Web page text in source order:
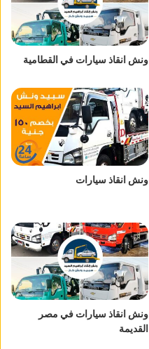
ونش انقاذ سيارات في القطامية
ونش انقاذ سيارات
ونش انقاذ سيارات في مصر
القديمة